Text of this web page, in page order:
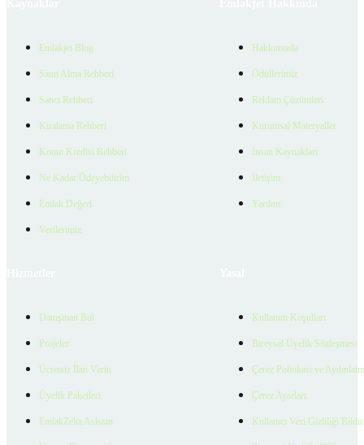
Emlakjet Blog
Satın Alma Rehberi
Satıcı Rehberi
Kiralama Rehberi
Konut Kredisi Rehberi
Ne Kadar Ödeyebilirim
Emlak Değeri
Verilerimiz
Hakkımızda
Ödüllerimiz
Reklam Çözümleri
Kurumsal Materyaller
İnsan Kaynakları
İletişim
Yardım
Danışman Bul
Projeler
Ücretsiz İlan Verin
Üyelik Paketleri
EmlakZeka Asistan
Kullanım Koşulları
Bireysel Üyelik Sözleşmesi
Çerez Politikası ve
Çerez Ayarları
Kullanıcı Veri Gizliliği